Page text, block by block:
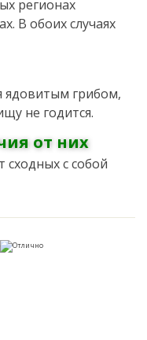
регионах
В обоих случаях
ядовитым грибом,
не годится.
от них
с собой